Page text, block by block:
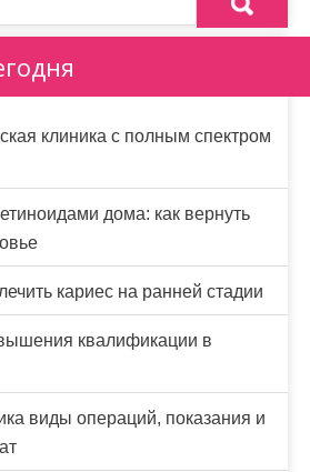
клиника с полным спектром
дома: как вернуть
кариес на ранней стадии
квалификации в
виды операций, показания и